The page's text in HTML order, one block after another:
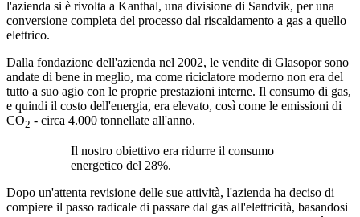
l'azienda si è rivolta a Kanthal, una divisione di Sandvik, per una
conversione completa del processo dal riscaldamento a gas a quello
elettrico.
Dalla fondazione dell'azienda nel 2002, le vendite di Glasopor sono
andate di bene in meglio, ma come riciclatore moderno non era del
tutto a suo agio con le proprie prestazioni interne. Il consumo di gas,
e quindi il costo dell'energia, era elevato, così come le emissioni di
CO2 - circa 4.000 tonnellate all'anno.
Il nostro obiettivo era ridurre il consumo
energetico del 28%.
Dopo un'attenta revisione delle sue attività, l'azienda ha deciso di
compiere il passo radicale di passare dal gas all'elettricità, basandosi